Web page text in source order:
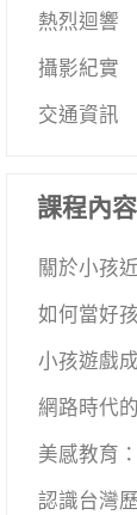
熱烈迴響
攝影紀實
交通資訊
課程內容
關於小孩
如何當好
小孩遊戲
網路時代
美感教育
認識台灣